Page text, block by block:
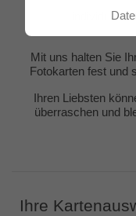
individuell
Mit uns halten Sie
Fotokarten fest und
Ihren Liebsten
überraschen und
Ihre